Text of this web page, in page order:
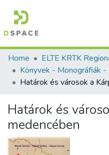
All of
Home
Határok és
medencében